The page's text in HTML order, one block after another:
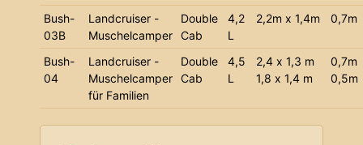
Bush-
03B
Landcruiser -
Muschelcamper
Double
Cab
4,2
L
2,2m x 1,4m 0,7m
Bush-
04
Landcruiser -
Muschelcamper
für Familien
Double
Cab
4,5
L
2,4 x 1,3 m
1,8 x 1,4 m
0,7m
0,5m